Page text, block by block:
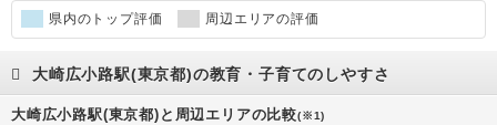
県内のトップ評価 周辺エリアの評価
大崎広小路駅(東京都)の教育・子育てのしやすさ
大崎広小路駅(東京都)と周辺エリアの比較(※1)